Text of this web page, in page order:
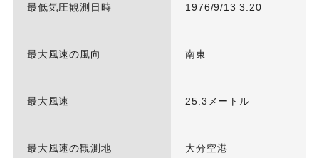
最低気圧観測日時 1976/9/13 3:20
最大風速の風向 南東
最大風速 25.3メートル
最大風速の観測地 大分空港